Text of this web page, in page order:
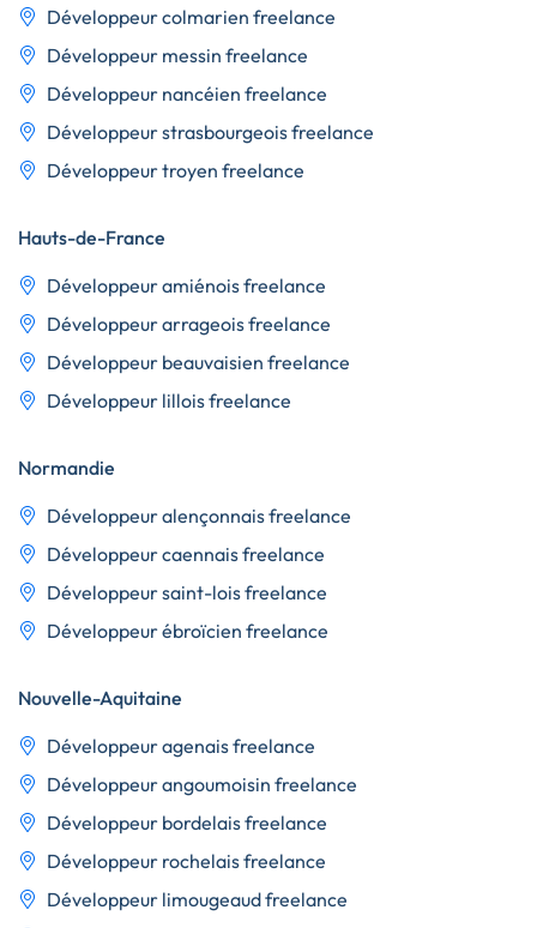
Développeur colmarien freelance
Développeur messin freelance
Développeur nancéien freelance
Développeur strasbourgeois freelance
Développeur troyen freelance
Hauts-de-France
Développeur amiénois freelance
Développeur arrageois freelance
Développeur beauvaisien freelance
Développeur lillois freelance
Normandie
Développeur alençonnais freelance
Développeur caennais freelance
Développeur saint-lois freelance
Développeur ébroïcien freelance
Nouvelle-Aquitaine
Développeur agenais freelance
Développeur angoumoisin freelance
Développeur bordelais freelance
Développeur rochelais freelance
Développeur limougeaud freelance